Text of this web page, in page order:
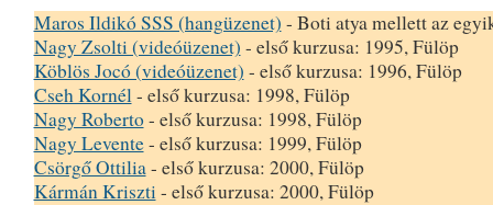
Maros Ildikó SSS (hangüzenet) - Boti atya mellett az
Nagy Zsolti (videóüzenet) - első kurzusa: 1995, Fülöp
Köblös Jocó (videóüzenet) - első kurzusa: 1996, Fülöp
Cseh Kornél - első kurzusa: 1998, Fülöp
Nagy Roberto- első kurzusa: 1998, Fülöp
Nagy Levente- első kurzusa: 1999, Fülöp
Csörgő Ottilia- első kurzusa: 2000, Fülöp
Kármán Kriszti - első kurzusa: 2000, Fülöp